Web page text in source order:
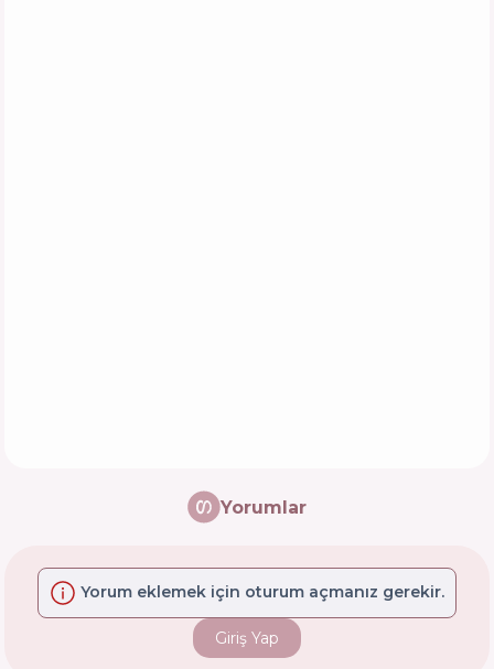
Yorumlar
Yorum eklemek için oturum açmanız gerekir.
Giriş Yap